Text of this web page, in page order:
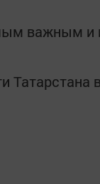
важным и